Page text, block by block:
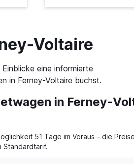
Voltaire
eine informierte
in Ferney-Voltaire buchst.
in Ferney-
51 Tage im Voraus – die
Standardtarif.